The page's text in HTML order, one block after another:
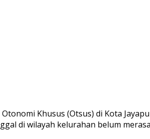
Khusus (Otsus) di Kota
di wilayah kelurahan belum